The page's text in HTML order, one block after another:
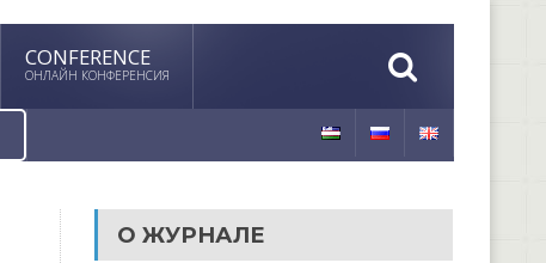
CONFERENCE
ОНЛАЙН КОНФЕРЕНСИЯ
О ЖУРНАЛЕ